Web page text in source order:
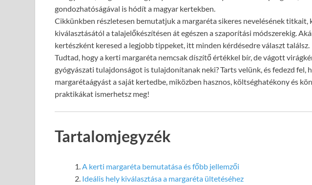
gondozhatóságával is hódít a magyar kertekben.
Cikkünkben részletesen bemutatjuk a margaréta sikeres nevelésének titkait,
kiválasztásától a talajelőkészítésen át egészen a szaporítási módszerekig.
kertészként keresed a legjobb tippeket, itt minden kérdésedre választ találsz.
Tudtad, hogy a kerti margaréta nemcsak díszítő értékkel bír, de vágott
gyógyászati tulajdonságot is tulajdonítanak neki? Tarts velünk, és fedezd fel,
margarétaágyást a saját kertedbe, miközben hasznos, költséghatékony és
praktikákat ismerhetsz meg!
Tartalomjegyzék
A kerti margaréta bemutatása és főbb jellemzői
Ideális hely kiválasztása a margaréta ültetéséhez